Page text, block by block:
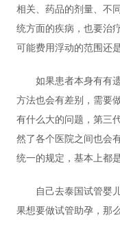
相关、药品的剂量、不
统方面的疾病，也要治
可能费用浮动的范围还
如果患者本身有有
方法也会有差别，需要
有什么大的问题，第三
然了各个医院之间也会
统一的规定，基本上都
自己去泰国试管婴
果想要做试管助孕，那